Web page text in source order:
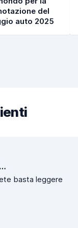
del
auto 2025
basta leggere